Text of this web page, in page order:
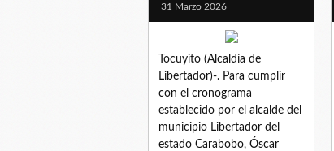
31 Marzo 2026
Tocuyito (Alcaldía de
Libertador)-. Para cumplir
con el cronograma
establecido por el alcalde del
municipio Libertador del
estado Carabobo, Óscar